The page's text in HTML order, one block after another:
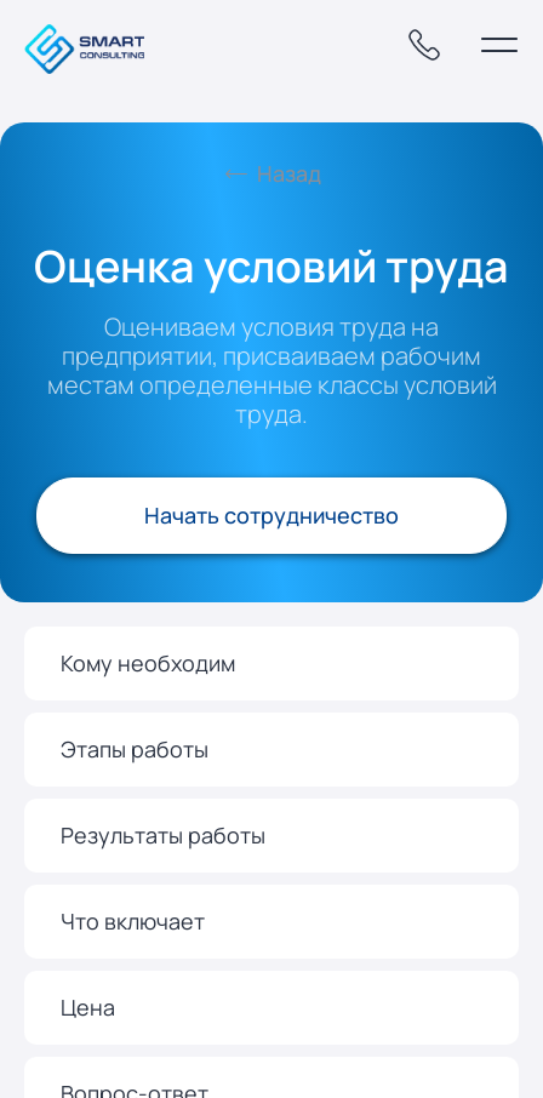
Назад
Оценка условий труда
Оцениваем условия труда на
предприятии, присваиваем рабочим
местам определенные классы условий
труда.
Начать сотрудничество
Кому необходим
Этапы работы
Результаты работы
Что включает
Цена